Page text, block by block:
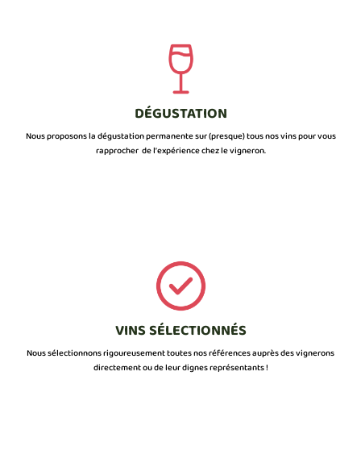
DÉGUSTATION
Nous proposons la dégustation permanente sur (presque) tous nos vins pour vous
rapprocher de l’expérience chez le vigneron.
VINS SÉLECTIONNÉS
Nous sélectionnons rigoureusement toutes nos références auprès des vignerons
directement ou de leur dignes représentants !